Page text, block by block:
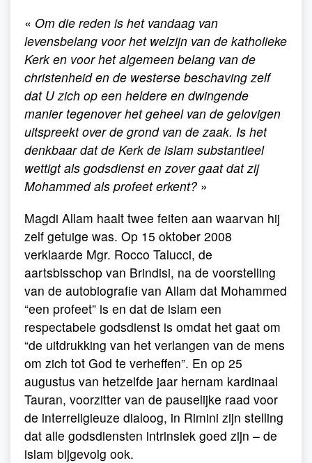
« Om die reden is het vandaag van
levensbelang voor het welzijn van de katholieke
Kerk en voor het algemeen belang van de
christenheid en de westerse beschaving zelf
dat U zich op een heldere en dwingende
manier tegenover het geheel van de gelovigen
uitspreekt over de grond van de zaak. Is het
denkbaar dat de Kerk de islam substantieel
wettigt als godsdienst en zover gaat dat zij
Mohammed als profeet erkent? »
Magdi Allam haalt twee feiten aan waarvan hij
zelf getuige was. Op 15 oktober 2008
verklaarde Mgr. Rocco Talucci, de
aartsbisschop van Brindisi, na de voorstelling
van de autobiografie van Allam dat Mohammed
“een profeet” is en dat de islam een
respectabele godsdienst is omdat het gaat om
“de uitdrukking van het verlangen van de mens
om zich tot God te verheffen”. En op 25
augustus van hetzelfde jaar hernam kardinaal
Tauran, voorzitter van de pauselijke raad voor
de interreligieuze dialoog, in Rimini zijn stelling
dat alle godsdiensten intrinsiek goed zijn – de
islam bijgevolg ook.